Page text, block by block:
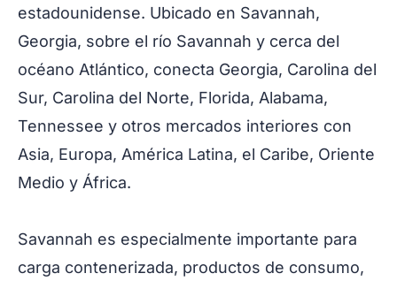
estadounidense. Ubicado en Savannah,
Georgia, sobre el río Savannah y cerca del
océano Atlántico, conecta Georgia, Carolina del
Sur, Carolina del Norte, Florida, Alabama,
Tennessee y otros mercados interiores con
Asia, Europa, América Latina, el Caribe, Oriente
Medio y África.
Savannah es especialmente importante para
carga contenerizada, productos de consumo,